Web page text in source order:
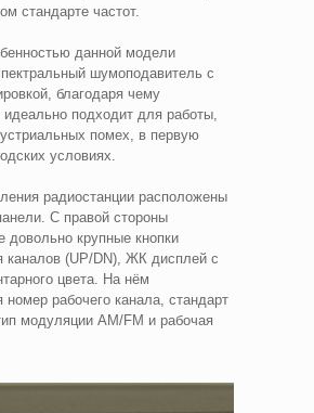
стандарте частот.
данной модели
шумоподавитель с
благодаря чему
идеально подходит для работы,
помех, в первую
условиях.
радиостанции расположены
С правой стороны
довольно крупные кнопки
каналов (UP/DN), ЖК дисплей с
цвета. На нём
номер рабочего канала, стандарт
модуляции AM/FM и рабочая